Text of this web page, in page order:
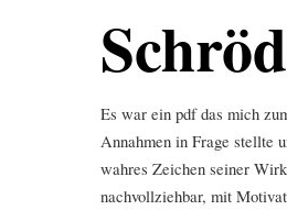
Es war ein pdf das mich
Annahmen in Frage stellte
wahres Zeichen seiner
nachvollziehbar, mit